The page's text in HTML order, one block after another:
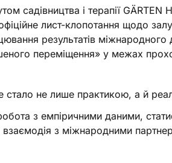
садівництва і терапії GÄRTEN
лист-клопотання щодо
результатів
переміщення» у межах
стало не лише практикою, а й
з емпіричними даними,
взаємодія з міжнародними